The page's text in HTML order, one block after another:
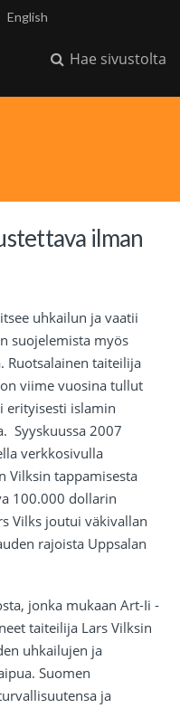
English
Hae sivustolta
ilman
uhkailun ja vaatii
suojelemista myös
Ruotsalainen taiteilija
viime vuosina tullut
erityisesti islamin
Syyskuussa 2007
verkkosivulla
Vilksin tappamisesta
100.000 dollarin
Vilks joutui väkivallan
rajoista Uppsalan
jonka mukaan Art-Ii -
taiteilija Lars Vilksin
uhkailujen ja
Suomen
ja